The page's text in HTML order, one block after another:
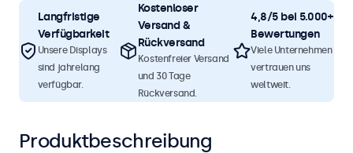
Langfristige
Verfügbarkeit
Unsere Displays
sind jahrelang
verfügbar.
Kostenloser
Versand &
Rückversand
Kostenfreier Versand
und 30 Tage
Rückversand.
4,8/5 bei 5.000+
Bewertungen
Viele Unternehmen
vertrauen uns
weltweit.
Produktbeschreibung